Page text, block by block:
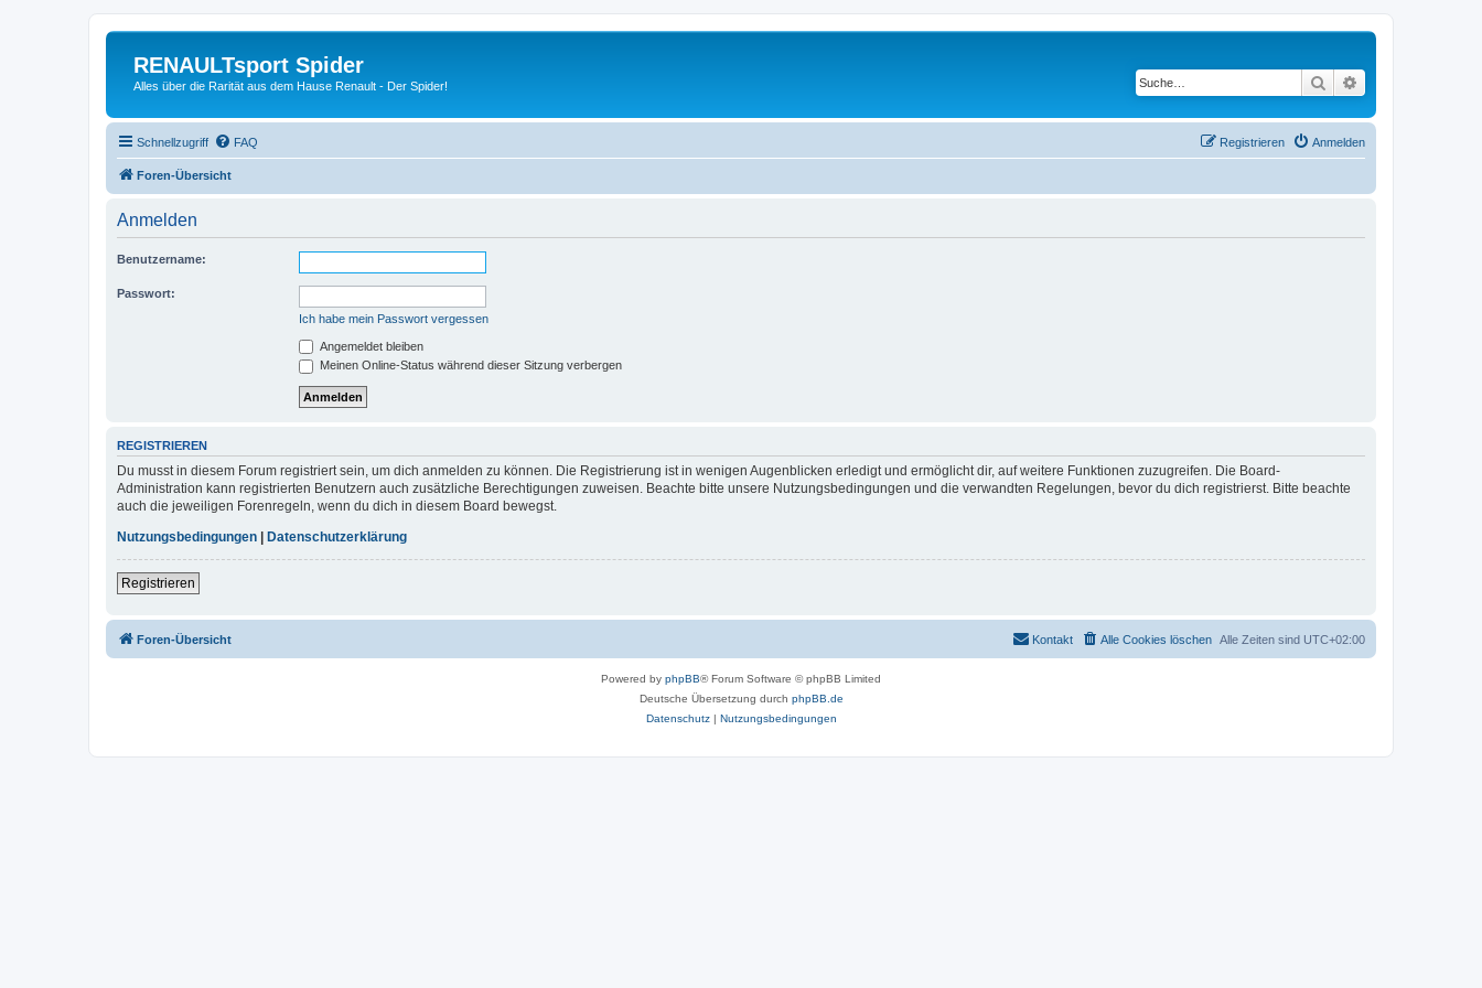
RENAULTsport Spider
Alles über die Rarität aus dem Hause Renault - Der Spider! Suche
Schnellzugriff FAQ Anmelden
Registrieren
Foren-Übersicht
Anmelden
Benutzername:
Passwort:
Ich habe mein Passwort vergessen
Angemeldet bleiben
Meinen Online-Status während dieser Sitzung verbergen
REGISTRIEREN
Du musst in diesem Forum registriert sein, um dich anmelden zu können. Die Registrierung ist in wenigen Augenblicken erledigt und ermöglicht dir, auf weitere Funktionen zuzugreifen. Die Board-
Administration kann registrierten Benutzern auch zusätzliche Berechtigungen zuweisen. Beachte bitte unsere Nutzungsbedingungen und die verwandten Regelungen, bevor du dich registrierst. Bitte beachte
auch die jeweiligen Forenregeln, wenn du dich in diesem Board bewegst.
Nutzungsbedingungen
Datenschutzerklärung
Registrieren
Foren-Übersicht Alle Zeiten sind UTC+02:00
Alle Cookies löschen
Kontakt
Powered by phpBB® Forum Software © phpBB Limited
Deutsche Übersetzung durch phpBB.de
Datenschutz| Nutzungsbedingungen